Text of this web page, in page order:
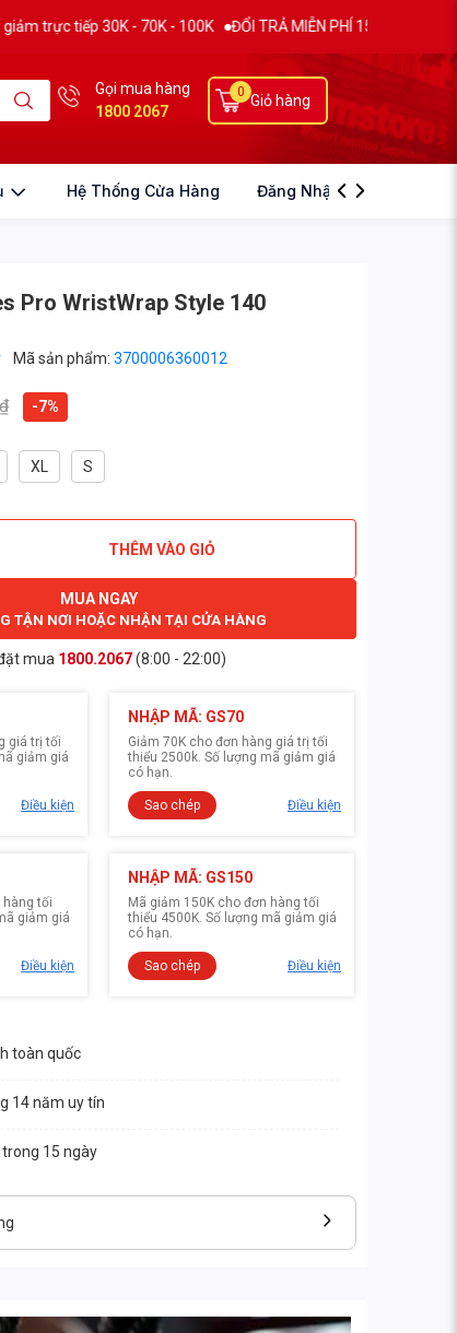
tiếp 30K - 70K - 100K ĐỔI TRẢ MIỄN PHÍ 15 NGÀY THƯƠNG
Gọi mua hàng
1800 2067
Giỏ hàng
0
Hệ Thống Cửa Hàng Đăng Nhập
Pro WristWrap Style 140
Mã sản phẩm:3700006360012
-7%
XL S
THÊM VÀO GIỎ
MUA NGAY
TẬN NƠI HOẶC NHẬN TẠI CỬA HÀNG
mua 1800.2067(8:00 - 22:00)
giá trị tối
giảm giá
Điều kiện
NHẬP MÃ: GS70
Giảm 70K cho đơn hàng giá trị tối
thiểu 2500k. Số lượng mã giảm giá
có hạn.
Sao chép Điều kiện
hàng tối
giảm giá
Điều kiện
NHẬP MÃ: GS150
Mã giảm 150K cho đơn hàng tối
thiểu 4500K. Số lượng mã giảm giá
có hạn.
Sao chép Điều kiện
toàn quốc
14 năm uy tín
15 ngày